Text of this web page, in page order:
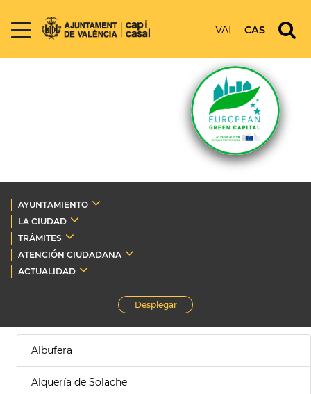
VAL CAS
AYUNTAMIENTO
LA CIUDAD
TRÁMITES
ATENCIÓN CIUDADANA
ACTUALIDAD
Desplegar
Albufera
Alquería de Solache